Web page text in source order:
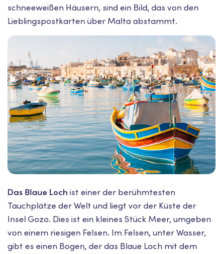
schneeweißen Häusern, sind ein Bild, das von den
Lieblingspostkarten über Malta abstammt.
Das Blaue Loch ist einer der berühmtesten
Tauchplätze der Welt und liegt vor der Küste der
Insel Gozo. Dies ist ein kleines Stück Meer, umgeben
von einem riesigen Felsen. Im Felsen, unter Wasser,
gibt es einen Bogen, der das Blaue Loch mit dem